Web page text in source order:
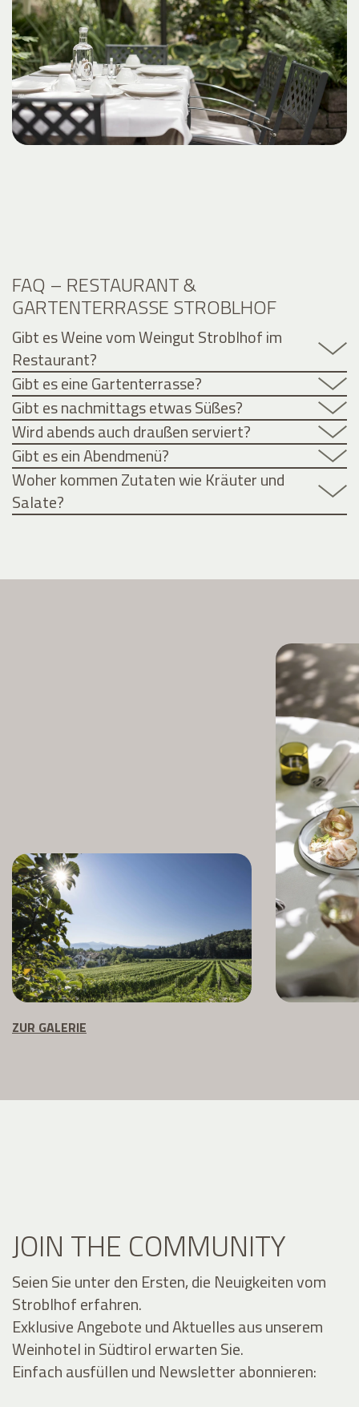
FAQ – RESTAURANT &
GARTENTERRASSE STROBLHOF
Gibt es Weine vom Weingut Stroblhof im
Restaurant?
Gibt es eine Gartenterrasse?
Gibt es nachmittags etwas Süßes?
Wird abends auch draußen serviert?
Gibt es ein Abendmenü?
Woher kommen Zutaten wie Kräuter und
Salate?
ZUR GALERIE
JOIN THE COMMUNITY
Seien Sie unter den Ersten, die Neuigkeiten vom
Stroblhof erfahren.
Exklusive Angebote und Aktuelles aus unserem
Weinhotel in Südtirol erwarten Sie.
Einfach ausfüllen und Newsletter abonnieren: